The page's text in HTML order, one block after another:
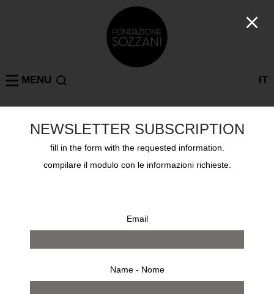
IT
MENU
DEBORAH TURBEVILLE
NEWSLETTER SUBSCRIPTION
fill in the form with the requested information.
compilare il modulo con le informazioni richieste.
Email
Name - Nome